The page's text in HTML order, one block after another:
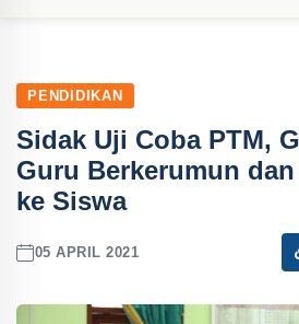
PENDIDIKAN
Sidak Uji Coba PTM,
Guru Berkerumun
ke Siswa
05 APRIL 2021